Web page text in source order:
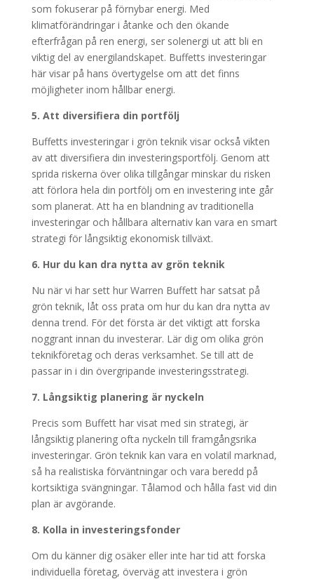
som fokuserar på förnybar energi. Med
klimatförändringar i åtanke och den ökande
efterfrågan på ren energi, ser solenergi ut att bli en
viktig del av energilandskapet. Buffetts investeringar
här visar på hans övertygelse om att det finns
möjligheter inom hållbar energi.
5. Att diversifiera din portfölj
Buffetts investeringar i grön teknik visar också vikten
av att diversifiera din investeringsportfölj. Genom att
sprida riskerna över olika tillgångar minskar du risken
att förlora hela din portfölj om en investering inte går
som planerat. Att ha en blandning av traditionella
investeringar och hållbara alternativ kan vara en smart
strategi för långsiktig ekonomisk tillväxt.
6. Hur du kan dra nytta av grön teknik
Nu när vi har sett hur Warren Buffett har satsat på
grön teknik, låt oss prata om hur du kan dra nytta av
denna trend. För det första är det viktigt att forska
noggrant innan du investerar. Lär dig om olika grön
teknikföretag och deras verksamhet. Se till att de
passar in i din övergripande investeringsstrategi.
7. Långsiktig planering är nyckeln
Precis som Buffett har visat med sin strategi, är
långsiktig planering ofta nyckeln till framgångsrika
investeringar. Grön teknik kan vara en volatil marknad,
så ha realistiska förväntningar och vara beredd på
kortsiktiga svängningar. Tålamod och hålla fast vid din
plan är avgörande.
8. Kolla in investeringsfonder
Om du känner dig osäker eller inte har tid att forska
individuella företag, överväg att investera i grön